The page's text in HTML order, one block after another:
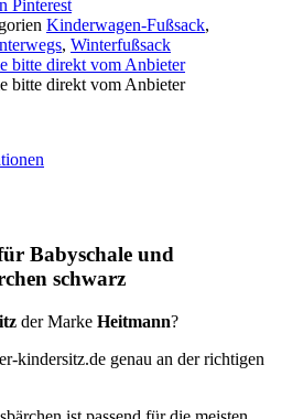
Pinterest
Kinderwagen-Fußsack,
, Winterfußsack
bitte direkt vom Anbieter
bitte direkt vom Anbieter
Babyschale und
schwarz
der Marke Heitmann?
kindersitz.de genau an der richtigen